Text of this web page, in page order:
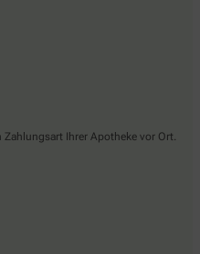
Ihrer Apotheke vor Ort.